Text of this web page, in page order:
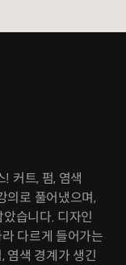
커트, 펌, 염색
의로 풀어냈으며,
습니다. 디자인
다르게 들어가는
염색 경계가 생긴